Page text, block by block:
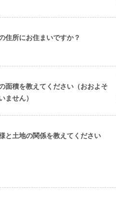
の住所にお住まいですか？
面積を教えてください（おおよそ
ません）
と土地の関係を教えてください